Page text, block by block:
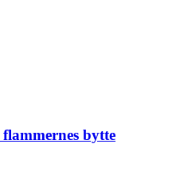
bytte